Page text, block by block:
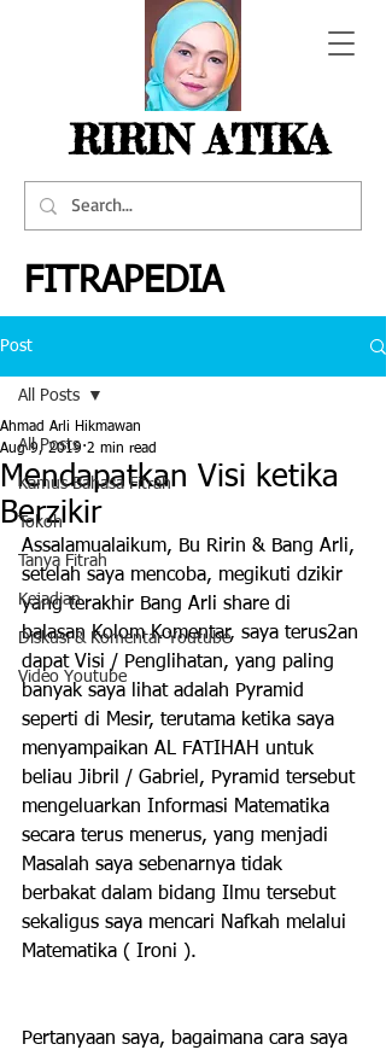
RIRIN ATIKA
FITRAPEDIA
Post
All Posts
Kamus Bahasa Fitrah
Tokoh
Tanya Fitrah
Kejadian
Diskusi & Komentar Youtube
Video Youtube
All Posts
Mendapatkan Visi ketika
Berzikir
Ahmad Arli Hikmawan
Aug 9, 2019 2 min read
Assalamualaikum, Bu Ririn & Bang Arli,
setelah saya mencoba, megikuti dzikir
yang terakhir Bang Arli share di
balasan Kolom Komentar, saya terus2an
dapat Visi / Penglihatan, yang paling
banyak saya lihat adalah Pyramid
seperti di Mesir, terutama ketika saya
menyampaikan AL FATIHAH untuk
beliau Jibril / Gabriel, Pyramid tersebut
mengeluarkan Informasi Matematika
secara terus menerus, yang menjadi
Masalah saya sebenarnya tidak
berbakat dalam bidang Ilmu tersebut
sekaligus saya mencari Nafkah melalui
Matematika ( Ironi ).
Pertanyaan saya, bagaimana cara saya